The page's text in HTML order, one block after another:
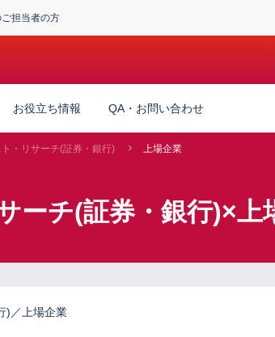
担当者の方
お役立ち情報 QA・お問い合わせ
・リサーチ(証券・銀行) 上場企業
ーチ(証券・銀行)×
)／上場企業